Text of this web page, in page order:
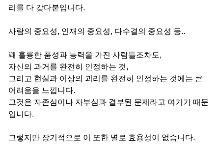
리를 다 갖다붙입니다.
사람의 중요성, 인재의 중요성, 다수결의 중요성 등..
꽤 훌륭한 품성과 능력을 가진 사람들조차도,
자신의 과거를 완전히 인정하는 것,
그리고 현실과 이상의 괴리를 완전히 인정하는 것에는 큰
어려움을 느낍니다.
그것은 자존심이나 자부심과 결부된 문제라고 여기기 때문
입니다.
그렇지만 장기적으로 이 또한 별로 효용성이 없습니다.